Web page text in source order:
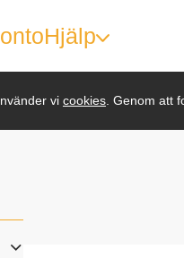
vi cookies. Genom att
Hjälp